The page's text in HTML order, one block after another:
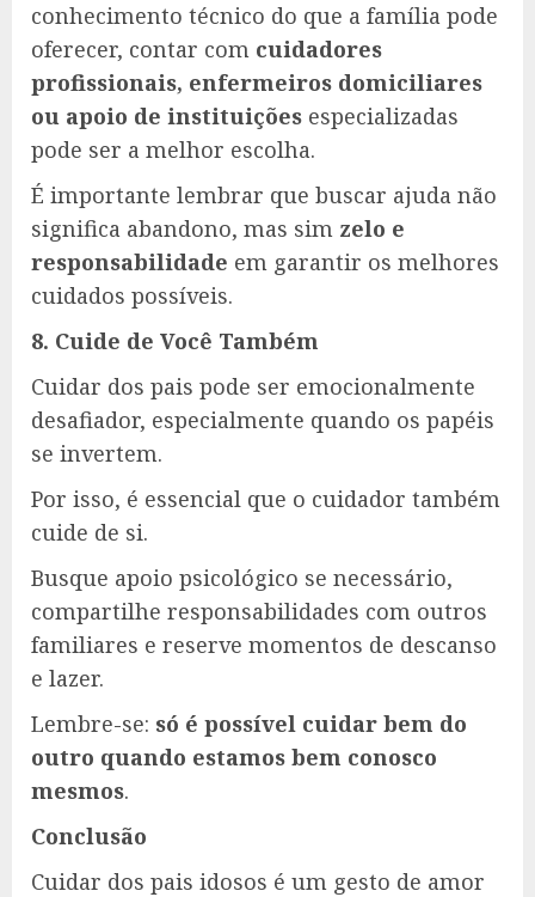
conhecimento técnico do que a família pode
oferecer, contar com cuidadores
profissionais, enfermeiros domiciliares
ou apoio de instituições especializadas
pode ser a melhor escolha.
É importante lembrar que buscar ajuda não
significa abandono, mas sim zelo e
responsabilidade em garantir os melhores
cuidados possíveis.
8. Cuide de Você Também
Cuidar dos pais pode ser emocionalmente
desafiador, especialmente quando os papéis
se invertem.
Por isso, é essencial que o cuidador também
cuide de si.
Busque apoio psicológico se necessário,
compartilhe responsabilidades com outros
familiares e reserve momentos de descanso
e lazer.
Lembre-se: só é possível cuidar bem do
outro quando estamos bem conosco
mesmos.
Conclusão
Cuidar dos pais idosos é um gesto de amor